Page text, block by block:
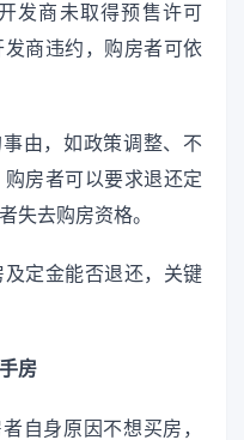
发商未取得预售许可
商违约，购房者可依
由，如政策调整、不
房者可以要求退还定
失去购房资格。
定金能否退还，关键
房
自身原因不想买房，